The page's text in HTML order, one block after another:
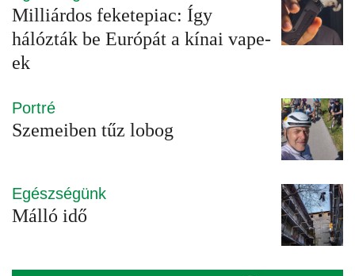
Milliárdos feketepiac: Így
hálózták be Európát a kínai vape-
ek
Portré
Szemeiben tűz lobog
Egészségünk
Málló idő